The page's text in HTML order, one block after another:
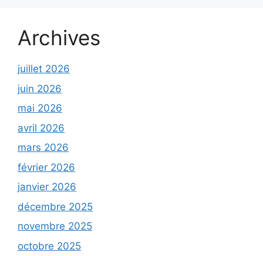
Archives
juillet 2026
juin 2026
mai 2026
avril 2026
mars 2026
février 2026
janvier 2026
décembre 2025
novembre 2025
octobre 2025